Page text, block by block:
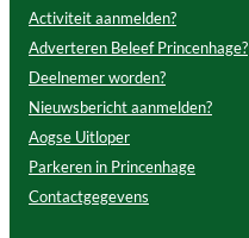
Activiteit aanmelden?
Adverteren Beleef Princenhage?
Deelnemer worden?
Nieuwsbericht aanmelden?
Aogse Uitloper
Parkeren in Princenhage
Contactgegevens